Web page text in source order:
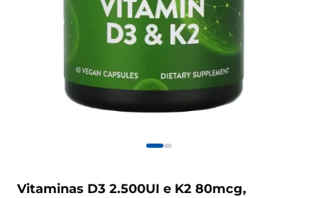
Vitaminas D3 2.500UI e K2 80mcg,